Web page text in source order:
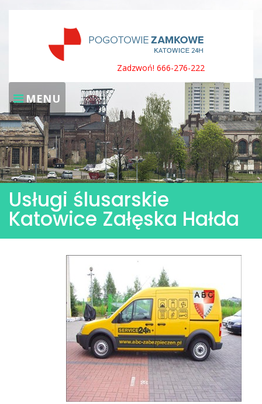
Zadzwoń! 666-276-222
MENU
Usługi ślusarskie
Katowice Załęska Hałda